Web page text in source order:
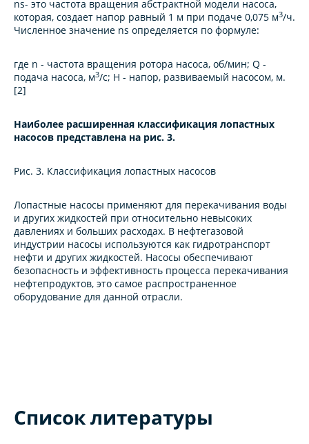
ns- это частота вращения абстрактной модели насоса,
которая, создает напор равный 1 м при подаче 0,075 м3/ч.
Численное значение ns определяется по формуле:
где n - частота вращения ротора насоса, об/мин; Q -
подача насоса, м3/с; Н - напор, развиваемый насосом, м.
[2]
Наиболее расширенная классификация лопастных
насосов представлена на рис. 3.
Рис. 3. Классификация лопастных насосов
Лопастные насосы применяют для перекачивания воды
и других жидкостей при относительно невысоких
давлениях и больших расходах. В нефтегазовой
индустрии насосы используются как гидротранспорт
нефти и других жидкостей. Насосы обеспечивают
безопасность и эффективность процесса перекачивания
нефтепродуктов, это самое распространенное
оборудование для данной отрасли.
Список литературы